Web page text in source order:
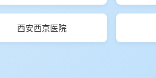
西安西京医院